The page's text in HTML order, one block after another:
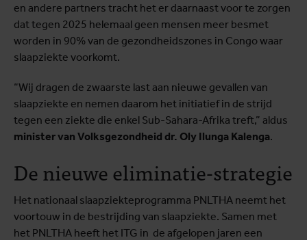
en andere partners tracht het er daarnaast voor te zorgen
dat tegen 2025 helemaal geen mensen meer besmet
worden in 90% van de gezondheidszones in Congo waar
slaapziekte voorkomt.
“Wij dragen de zwaarste last aan nieuwe gevallen van
slaapziekte en nemen daarom het initiatief in de strijd
tegen een ziekte die enkel Sub-Sahara-Afrika treft,” aldus
minister van Volksgezondheid dr. Oly Ilunga Kalenga.
De nieuwe eliminatie-strategie
Het nationaal slaapziekteprogramma PNLTHA neemt het
voortouw in de bestrijding van slaapziekte. Samen met
het PNLTHA heeft het ITG in de afgelopen jaren een